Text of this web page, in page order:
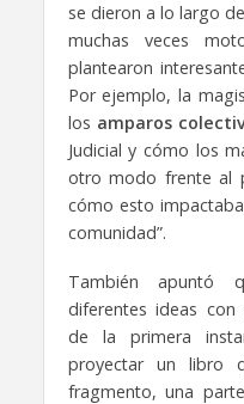
se dieron a lo largo
muchas veces
plantearon
Por ejemplo, la
los amparos
Judicial y cómo los
otro modo frente al
cómo esto
comunidad”.
También apuntó
diferentes ideas
de la primera
proyectar un libro
fragmento, una